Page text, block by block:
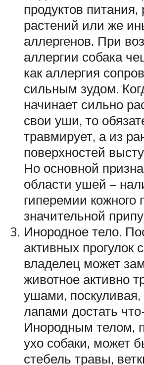
продуктов
растений или же
аллергенов. При
аллергии собака
как аллергия
сильным зудом.
начинает сильно
свои уши, то
травмирует, а из
поверхностей
Но основной
области ушей –
гиперемии кожного
значительной
Инородное тело.
активных прогулок
владелец может
животное активно
ушами,
лапами достать
Инородным телом,
ухо собаки, может
стебель травы,